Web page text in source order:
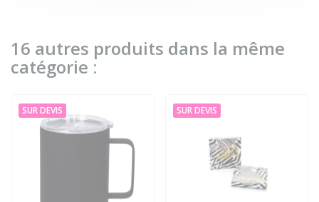
16 autres produits dans la même
catégorie :
SUR DEVIS SUR DEVIS